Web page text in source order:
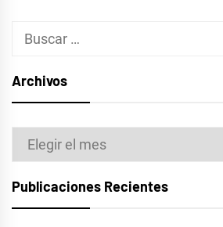
Buscar:
Archivos
Archivos
Publicaciones Recientes